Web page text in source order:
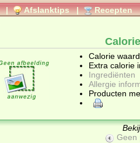
| Afslanktips | Recepten
Calorie
Extra calorie
Ingrediënten
Allergie
Producten
Geen